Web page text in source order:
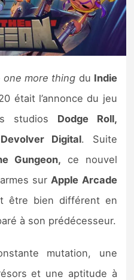
Switch 2
one more thing du Indie
était l’annonce du jeu
studios Dodge Roll,
Digital. Suite
Gungeon, ce nouvel
sur Apple Arcade
être bien différent en
à son prédécesseur.
mutation, une
et une aptitude à